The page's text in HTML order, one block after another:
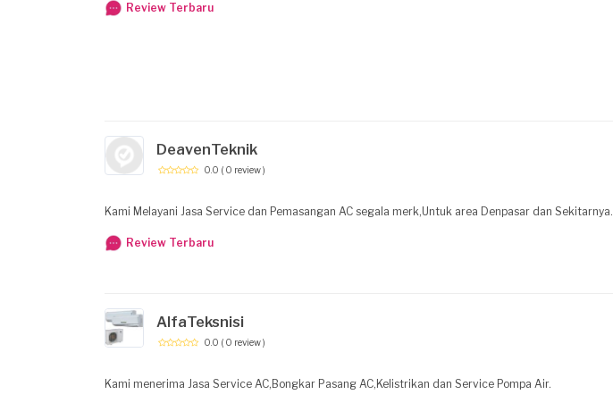
Review Terbaru
DeavenTeknik
0.0 ( 0 review )
Kami Melayani Jasa Service dan Pemasangan AC segala merk,Untuk area Denpasar dan Sekitarnya.
Review Terbaru
AlfaTeksnisi
0.0 ( 0 review )
Kami menerima Jasa Service AC,Bongkar Pasang AC,Kelistrikan dan Service Pompa Air.